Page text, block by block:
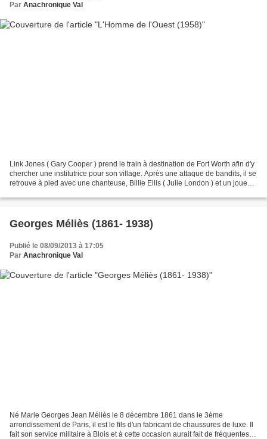
Par Anachronique Val
Link Jones ( Gary Cooper ) prend le train à destination de Fort Worth afin d'y
chercher une institutrice pour son village. Après une attaque de bandits, il se
retrouve à pied avec une chanteuse, Billie Ellis ( Julie London ) et un joueur
Georges Méliès (1861- 1938)
Publié le 08/09/2013 à 17:05
Par Anachronique Val
Né Marie Georges Jean Méliès le 8 décembre 1861 dans le 3ème
arrondissement de Paris, il est le fils d'un fabricant de chaussures de luxe. Il
fait son service militaire à Blois et à cette occasion aurait fait de fréquentes